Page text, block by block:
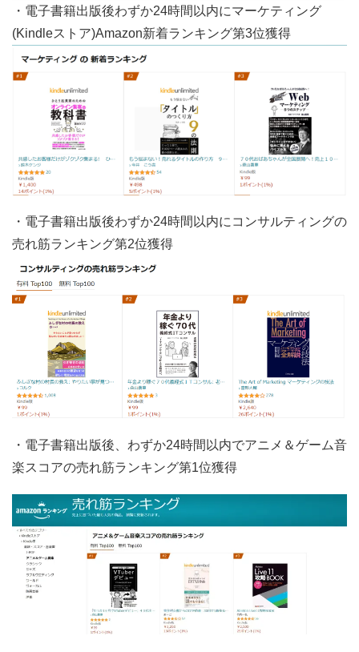
・電子書籍出版後わずか24時間以内にマーケティング
(Kindleストア)Amazon新着ランキング第3位獲得
・電子書籍出版後わずか24時間以内にコンサルティングの
売れ筋ランキング第2位獲得
・電子書籍出版後、わずか24時間以内でアニメ＆ゲーム音
楽スコアの売れ筋ランキング第1位獲得